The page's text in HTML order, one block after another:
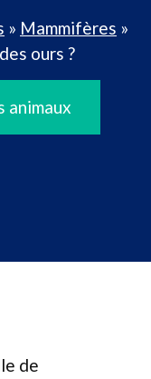
» Mammifères »
ours ?
animaux
de